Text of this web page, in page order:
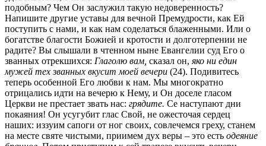
подобным? Чем Он заслужил такую недоверенность?
Напишите другие уставы для вечной Премудрости, как Ей
поступить с нами, и как нам соделаться блаженными. Или о
богатстве благости Божией и кротости и долготерпении не
радите? Вы слышали в чтенном ныне Евангелии суд Его о
званных отрекшихся: Глаголю вам, сказал он, яко ни един
мужей тех званных вкусит моей вечери (24). Подивитесь
теперь особенной Его любви к нам. Мы многократно
отрицались идти на вечерю к Нему, и Он доселе гласом
Церкви не престает звать нас: грядите. Се наступают дни
покаяния! Он усугубит глас Свой, не ожесточая сердец
наших: иззуим сапоги от ног своих, совлечемся греху, станем
на месте святе чистыми, приимем дух веры – это есть одеяние